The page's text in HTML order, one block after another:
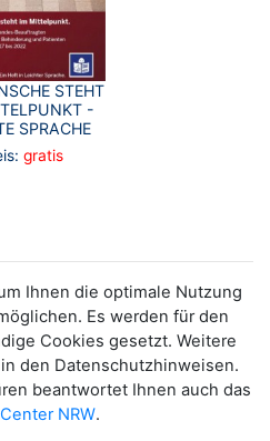
STEHT
-
SPRACHE
gratis
Ihnen die optimale Nutzung
Es werden für den
Cookies gesetzt. Weitere
den Datenschutzhinweisen.
beantwortet Ihnen auch das
NRW.